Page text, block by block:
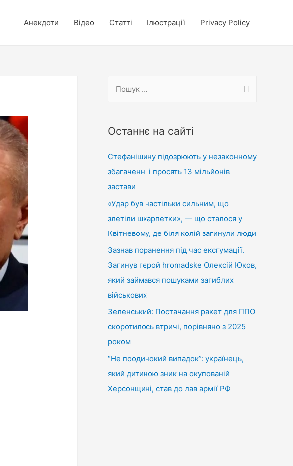
Анекдоти Відео Статті Ілюстрації Privacy Policy
у
:
Останнє на сайті
Стефанішину підозрюють у незаконному
збагаченні і просять 13 мільйонів
застави
«Удар був настільки сильним, що
злетіли шкарпетки», — що сталося у
Квітневому, де біля колій загинули люди
Зазнав поранення під час ексгумації.
Загинув герой hromadske Олексій Юков,
який займався пошуками загиблих
військових
Зеленський: Постачання ракет для ППО
скоротилось втричі, порівняно з 2025
роком
“Не поодинокий випадок”: українець,
який дитиною зник на окупованій
Херсонщині, став до лав армії РФ